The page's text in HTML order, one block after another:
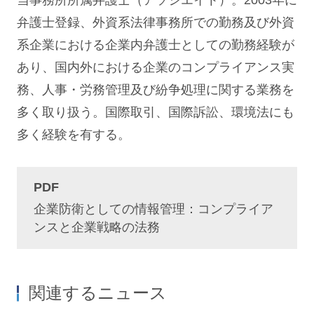
弁護士登録、外資系法律事務所での勤務及び外資
系企業における企業内弁護士としての勤務経験が
あり、国内外における企業のコンプライアンス実
務、人事・労務管理及び紛争処理に関する業務を
多く取り扱う。国際取引、国際訴訟、環境法にも
多く経験を有する。
PDF
企業防衛としての情報管理：コンプライア
ンスと企業戦略の法務
関連するニュース